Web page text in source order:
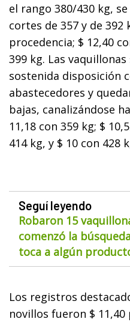
el rango 380/430 kg,
cortes de 357 y de
procedencia; $ 12,40
399 kg. Las
sostenida disposición
abastecedores y
bajas, canalizándose
11,18 con 359 kg; $
414 kg, y $ 10 con 428
Seguí leyendo
Robaron 15
comenzó la
toca a algún
Los registros
novillos fueron $